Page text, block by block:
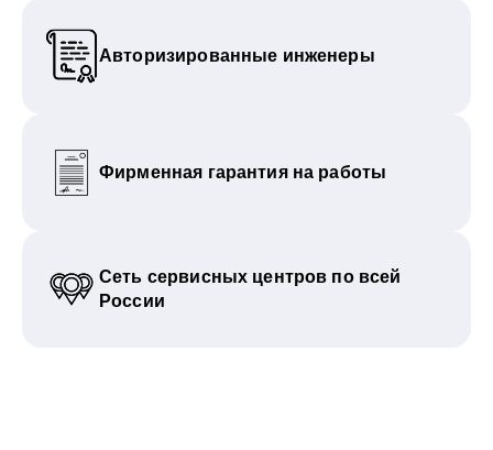
Авторизированные инженеры
Фирменная гарантия на работы
Сеть сервисных центров по всей
России